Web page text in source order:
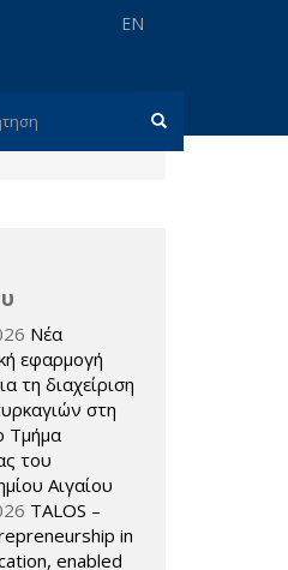
EN
Νέα
εφαρμογή
τη διαχείριση
στη
Τμήμα
του
Αιγαίου
TALOS –
in
enabled